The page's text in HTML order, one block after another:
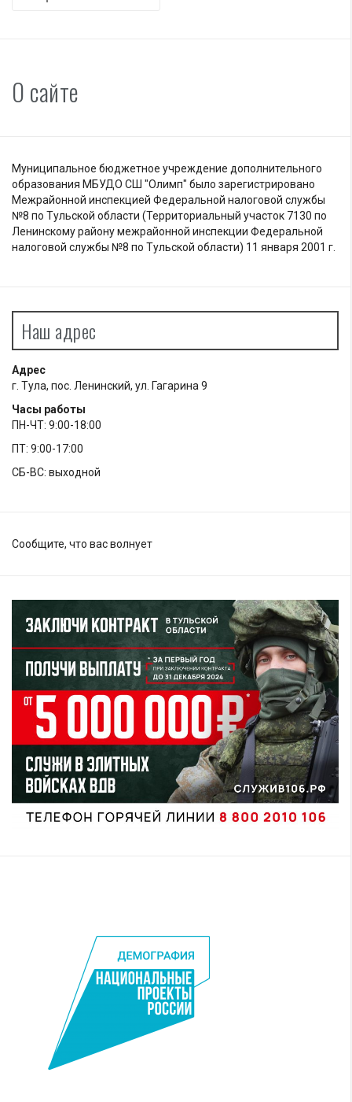
О сайте
Муниципальное бюджетное учреждение дополнительного
образования МБУДО СШ "Олимп" было зарегистрировано
Межрайонной инспекцией Федеральной налоговой службы
№8 по Тульской области (Территориальный участок 7130 по
Ленинскому району межрайонной инспекции Федеральной
налоговой службы №8 по Тульской области) 11 января 2001 г.
Наш адрес
Адрес
г. Тула, пос. Ленинский, ул. Гагарина 9
Часы работы
ПН-ЧТ: 9:00-18:00
ПТ: 9:00-17:00
СБ-ВС: выходной
Сообщите, что вас волнует